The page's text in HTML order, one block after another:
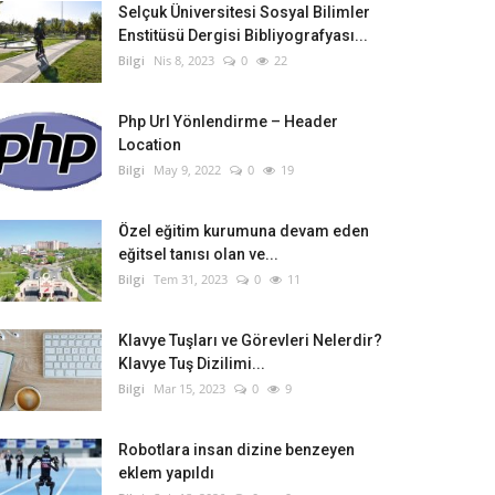
Selçuk Üniversitesi Sosyal Bilimler
Enstitüsü Dergisi Bibliyografyası...
Bilgi Nis 8, 2023 0 22
Php Url Yönlendirme – Header
Location
Bilgi May 9, 2022 0 19
Özel eğitim kurumuna devam eden
eğitsel tanısı olan ve...
Bilgi Tem 31, 2023 0 11
Klavye Tuşları ve Görevleri Nelerdir?
Klavye Tuş Dizilimi...
Bilgi Mar 15, 2023 0 9
Robotlara insan dizine benzeyen
eklem yapıldı